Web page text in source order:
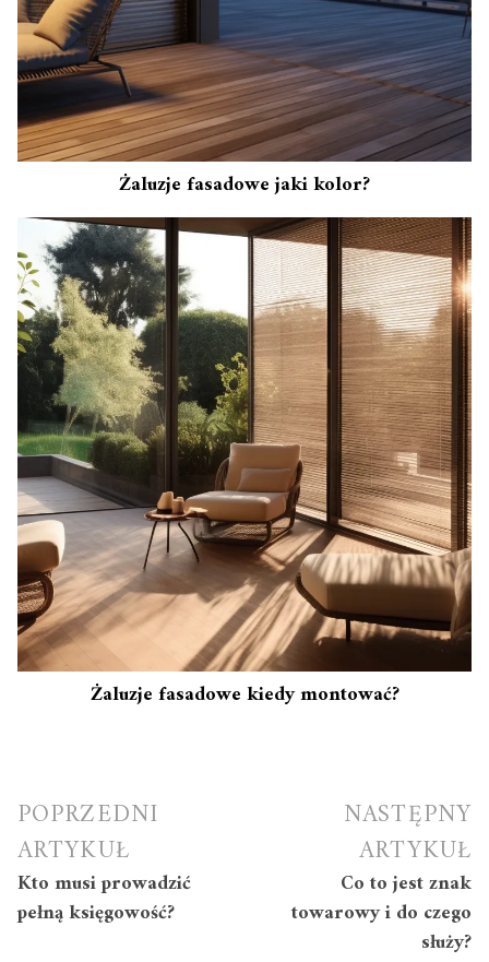
Żaluzje fasadowe jaki kolor?
Żaluzje fasadowe kiedy montować?
Nawigacja
wpisu
POPRZEDNI
ARTYKUŁ
Kto musi prowadzić
pełną księgowość?
NASTĘPNY
ARTYKUŁ
Co to jest znak
towarowy i do czego
służy?